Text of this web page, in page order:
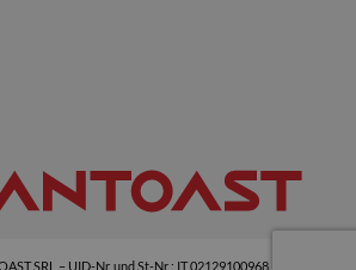
SRL – UID-Nr. und St-Nr : IT 02129100968 –